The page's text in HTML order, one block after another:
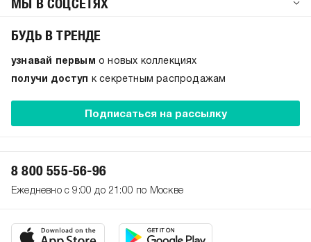
БУДЬ В ТРЕНДЕ
узнавай первым о новых коллекциях
получи доступ к секретным распродажам
Подписаться на рассылку
8 800 555-56-96
Ежедневно с 9:00 до 21:00 по Москве